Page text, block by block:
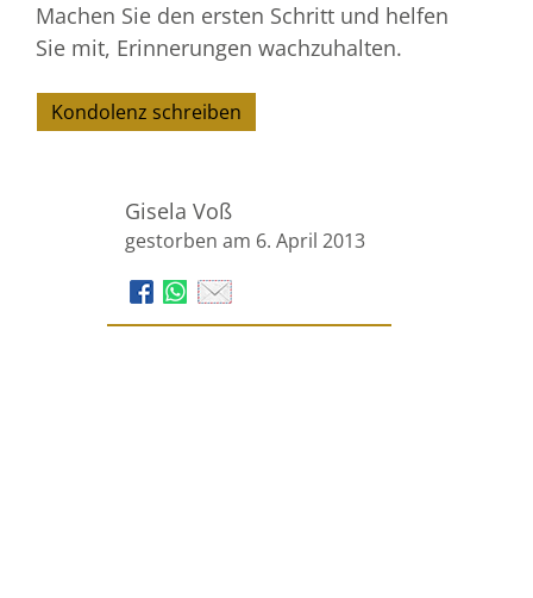
Machen Sie den ersten Schritt und helfen
Sie mit, Erinnerungen wachzuhalten.
Kondolenz schreiben
Gisela Voß
gestorben am 6. April 2013